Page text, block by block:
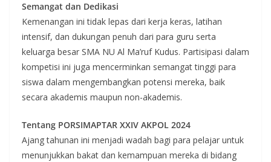
Semangat dan Dedikasi
Kemenangan ini tidak lepas dari kerja keras, latihan
intensif, dan dukungan penuh dari para guru serta
keluarga besar SMA NU Al Ma’ruf Kudus. Partisipasi dalam
kompetisi ini juga mencerminkan semangat tinggi para
siswa dalam mengembangkan potensi mereka, baik
secara akademis maupun non-akademis.
Tentang PORSIMAPTAR XXIV AKPOL 2024
Ajang tahunan ini menjadi wadah bagi para pelajar untuk
menunjukkan bakat dan kemampuan mereka di bidang